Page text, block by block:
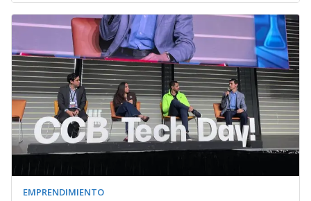
EMPRENDIMIENTO